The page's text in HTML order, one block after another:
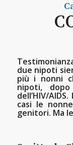
due nipoti
più i nonni
nipoti,
dell’HIV/
casi le
genitori. Ma